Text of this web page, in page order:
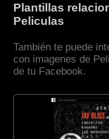
Plantillas
Peliculas
También te puede
con imagenes de
de tu Facebook.